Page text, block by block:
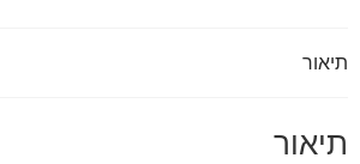
תיאור
תיאור